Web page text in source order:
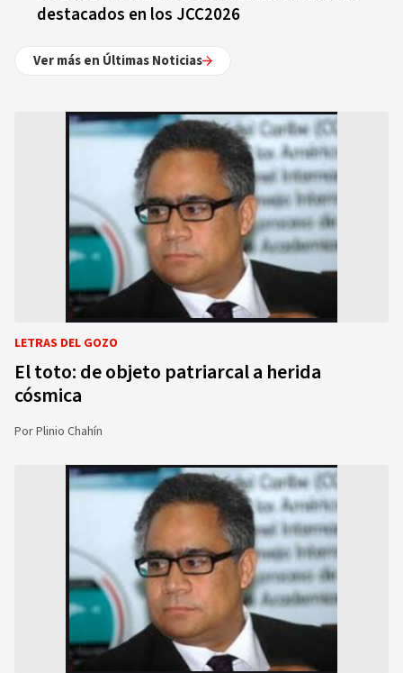
destacados en los JCC2026
Ver más en Últimas Noticias
LETRAS DEL GOZO
El toto: de objeto patriarcal a herida
cósmica
PorPlinio Chahín